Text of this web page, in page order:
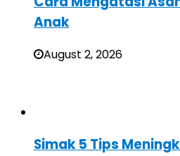
Anak
August 2, 2026
Simak 5 Tips